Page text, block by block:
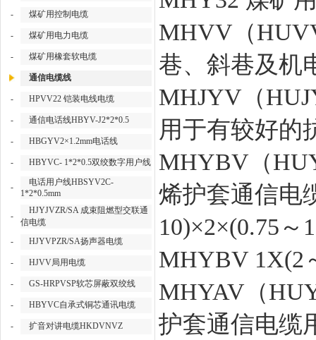
- 煤矿用控制电缆
- 煤矿用电力电缆
- 煤矿用橡套软电缆
通信电缆线
- HPVV22 铠装电线电缆
- 通信电话线HBYV-J2*2*0.5
- HBGYV2×1.2mm电话线
- HBYVC- 1*2*0.5双绞数字用户线
-
电话用户线HBSYV2C-
1*2*0.5mm
-
HJYJVZR/SA 成束阻燃型交联通
信电缆
-
HJYVPZR/SA扬声器电缆
- HJVV局用电缆
- GS-HRPVSP软芯屏蔽双绞线
- HBYVC自承式铜芯通讯电缆
- 扩音对讲电缆HKDVNVZ
MHVV（
巷、斜巷及机
MHJYV（
用于有较好的
MHYBV（
烯护套通信电
10)×2×(0.75～
MHYBV 1X(2
MHYAV（
护套通信电缆